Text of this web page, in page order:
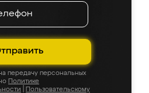
передачу персональных
Политике
Пользовательскому